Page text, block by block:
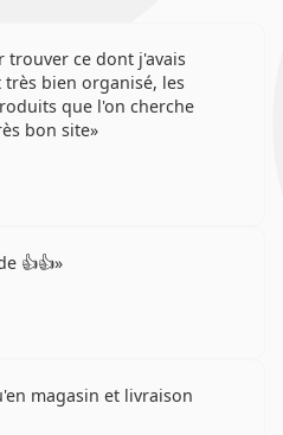
trouver ce dont j'avais
bien organisé, les
que l'on cherche
bon site
👍👍
magasin et livraison